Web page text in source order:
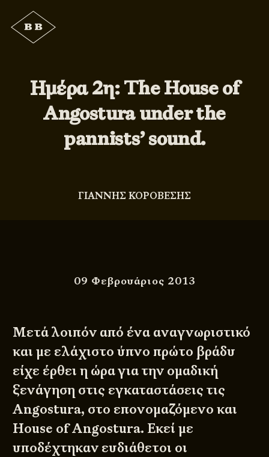
Ημέρα 2η: The House of
Angostura under the
pannists’ sound.
ΓΙΑΝΝΗΣ ΚΟΡΟΒΕΣΗΣ
09 Φεβρουάριος 2013
Μετά λοιπόν από ένα αναγνωριστικό
και με ελάχιστο ύπνο πρώτο βράδυ
είχε έρθει η ώρα για την ομαδική
ξενάγηση στις εγκαταστάσεις τις
Angostura, στο επονομαζόμενο και
House of Angostura. Εκεί με
υποδέχτηκαν ευδιάθετοι οι